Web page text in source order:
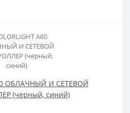
ОБЛАЧНЫЙ И СЕТЕВОЙ
(черный, синий)